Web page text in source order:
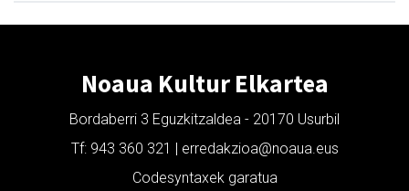
Noaua Kultur Elkartea
Bordaberri 3 Eguzkitzaldea - 20170 Usurbil
Tf: 943 360 321 | erredakzioa@noaua.eus
Codesyntaxek garatua